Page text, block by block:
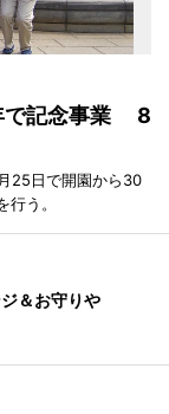
で記念事業 8
25日で開園から30
う。
＆お守りや